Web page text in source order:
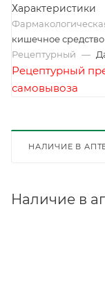
Характеристики
кишечное средство
Рецептурный —
Рецептурный
самовывоза
НАЛИЧИЕ В
Наличие в